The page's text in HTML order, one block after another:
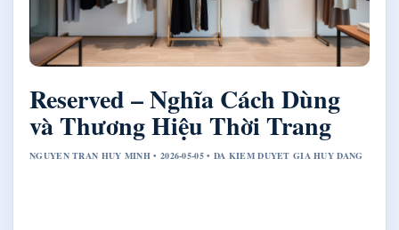
Reserved – Nghĩa Cách Dùng
và Thương Hiệu Thời Trang
NGUYEN TRAN HUY MINH • 2026-05-05 • DA KIEM DUYET GIA HUY DANG